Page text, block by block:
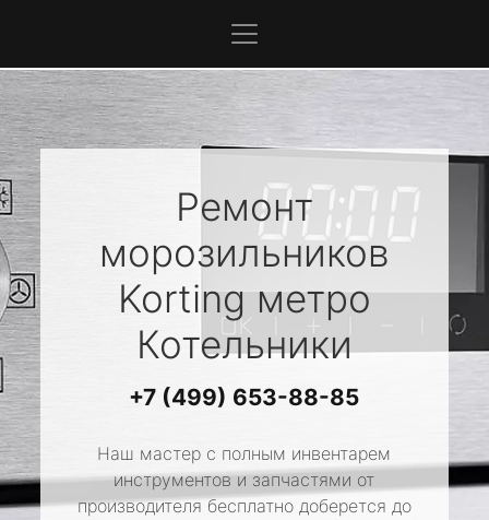
Ремонт
морозильников
Kortingметро
Котельники
+7 (499) 653-88-85
Наш мастер с полным инвентарем
инструментов и запчастями от
производителя бесплатно доберется до